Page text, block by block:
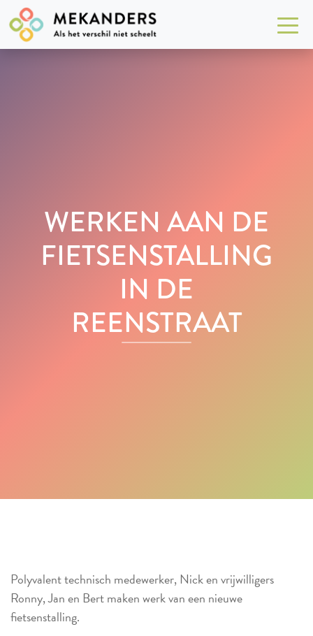
WERKEN AAN DE
FIETSENSTALLING
IN DE
REENSTRAAT
Polyvalent technisch medewerker, Nick en vrijwilligers
Ronny, Jan en Bert maken werk van een nieuwe
fietsenstalling.